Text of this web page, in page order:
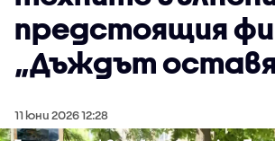
предстоящия
„Дъждът оставя
11 юни 2026 12:28